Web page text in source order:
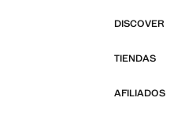
DISCOVER
TIENDAS
AFILIADOS